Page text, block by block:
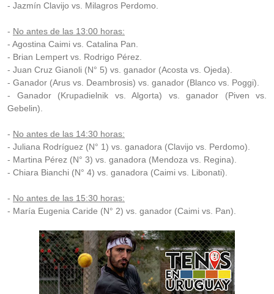
- Jazmín Clavijo vs. Milagros Perdomo.
- No antes de las 13:00 horas:
- Agostina Caimi vs. Catalina Pan.
- Brian Lempert vs. Rodrigo Pérez.
- Juan Cruz Gianoli (N° 5) vs. ganador (Acosta vs. Ojeda).
- Ganador (Arus vs. Deambrosis) vs. ganador (Blanco vs. Poggi).
- Ganador (Krupadielnik vs. Algorta) vs. ganador (Piven vs.
Gebelin).
- No antes de las 14:30 horas:
- Juliana Rodríguez (N° 1) vs. ganadora (Clavijo vs. Perdomo).
- Martina Pérez (N° 3) vs. ganadora (Mendoza vs. Regina).
- Chiara Bianchi (N° 4) vs. ganadora (Caimi vs. Libonati).
- No antes de las 15:30 horas:
- María Eugenia Caride (N° 2) vs. ganador (Caimi vs. Pan).